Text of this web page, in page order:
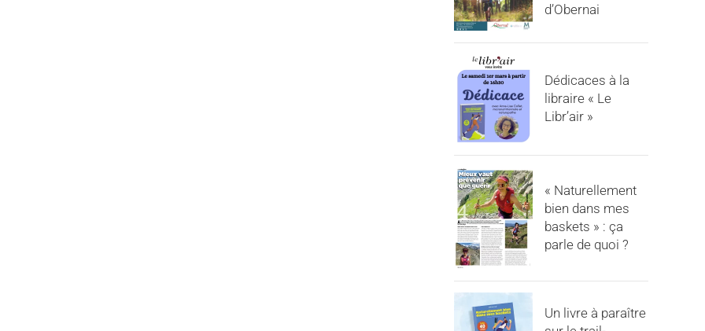
d’Obernai
Dédicaces à la
libraire « Le
Libr’air »
« Naturellement
bien dans mes
baskets » : ça
parle de quoi ?
Un livre à paraître